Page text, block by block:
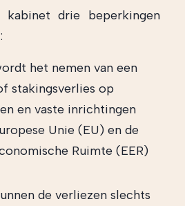
drie beperkingen
het nemen van een
stakingsverlies op
en vaste inrichtingen
Unie (EU) en de
Ruimte (EER)
de verliezen slechts